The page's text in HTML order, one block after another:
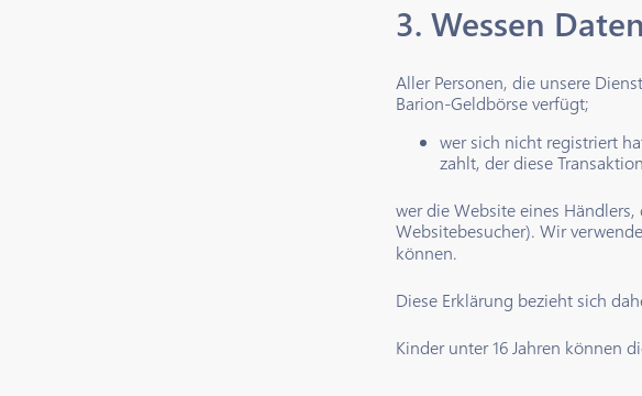
3. Wessen
Aller Personen, die unsere
Barion-Geldbörse verfügt;
wer sich nicht registriert
zahlt, der diese
wer die Website eines
Websitebesucher). Wir
können.
Diese Erklärung bezieht sich
Kinder unter 16 Jahren können